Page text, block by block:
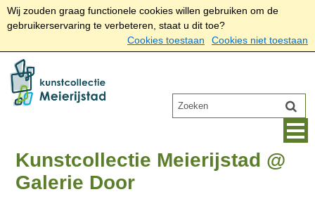
Wij zouden graag functionele cookies willen gebruiken om de
gebruikerservaring te verbeteren, staat u dit toe?
Cookies toestaan
Cookies niet toestaan
Kunstcollectie Meierijstad @
Galerie Door